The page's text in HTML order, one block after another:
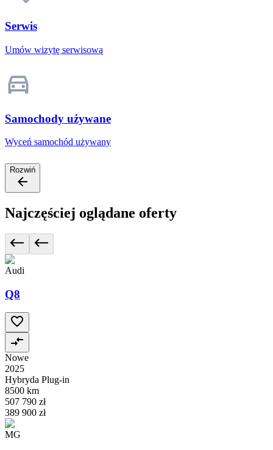
Serwis
Umów wizytę serwisową
Samochody używane
Wyceń samochód używany
Rozwiń
Najczęściej oglądane oferty
Audi
Q8
Nowe
2025
Hybryda Plug-in
8500 km
507 790 zł
389 900 zł
MG